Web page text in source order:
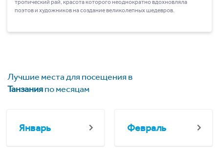
тропический рай, красота которого неоднократно вдохновляла
поэтов и художников на создание великолепных шедевров.
Лучшие места для посещения в
Танзанияпо месяцам
Январь Февраль